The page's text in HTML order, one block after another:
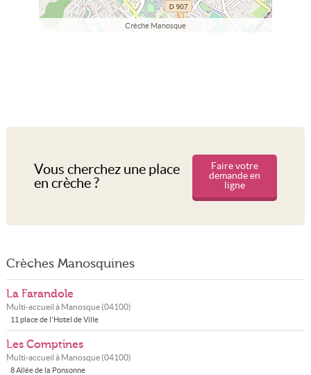
Crèche Manosque
Vous cherchez une place
en crèche ?
Faire votre
demande en
ligne
Crèches Manosquines
La Farandole
Multi-accueil à Manosque(04100)
11 place de l'Hotel de Ville
Les Comptines
Multi-accueil à Manosque(04100)
8 Allée de la Ponsonne